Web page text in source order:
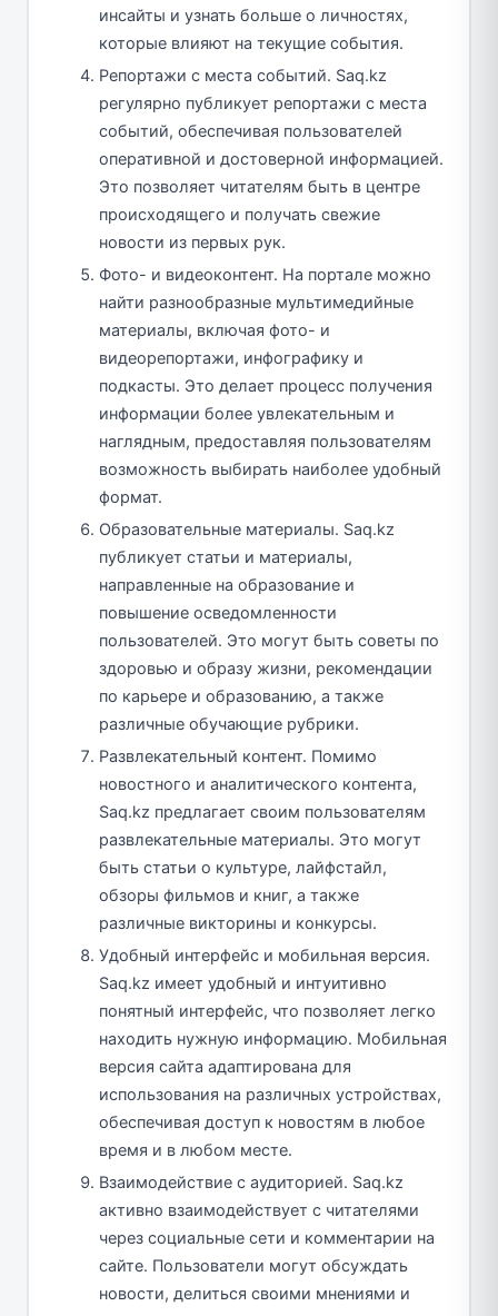
инсайты и узнать больше о личностях,
которые влияют на текущие события.
Репортажи с места событий. Saq.kz
регулярно публикует репортажи с места
событий, обеспечивая пользователей
оперативной и достоверной информацией.
Это позволяет читателям быть в центре
происходящего и получать свежие
новости из первых рук.
Фото- и видеоконтент. На портале можно
найти разнообразные мультимедийные
материалы, включая фото- и
видеорепортажи, инфографику и
подкасты. Это делает процесс получения
информации более увлекательным и
наглядным, предоставляя пользователям
возможность выбирать наиболее удобный
формат.
Образовательные материалы. Saq.kz
публикует статьи и материалы,
направленные на образование и
повышение осведомленности
пользователей. Это могут быть советы по
здоровью и образу жизни, рекомендации
по карьере и образованию, а также
различные обучающие рубрики.
Развлекательный контент. Помимо
новостного и аналитического контента,
Saq.kz предлагает своим пользователям
развлекательные материалы. Это могут
быть статьи о культуре, лайфстайл,
обзоры фильмов и книг, а также
различные викторины и конкурсы.
Удобный интерфейс и мобильная версия.
Saq.kz имеет удобный и интуитивно
понятный интерфейс, что позволяет легко
находить нужную информацию. Мобильная
версия сайта адаптирована для
использования на различных устройствах,
обеспечивая доступ к новостям в любое
время и в любом месте.
Взаимодействие с аудиторией. Saq.kz
активно взаимодействует с читателями
через социальные сети и комментарии на
сайте. Пользователи могут обсуждать
новости, делиться своими мнениями и